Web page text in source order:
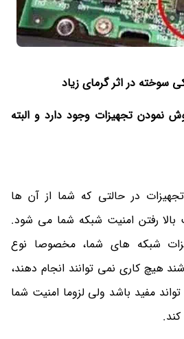
سوخته در اثر گرمای زیاد
نمودن تجهیزات وجود دارد و البته
در حالتی که شما از آن ها
بالا رفتن امنیت شبکه شما می شود.
شبکه های شما، مخصوصا نوع
هیچ کاری نمی توانند انجام دهند،
مفید باشد ولی لزوما امنیت شما